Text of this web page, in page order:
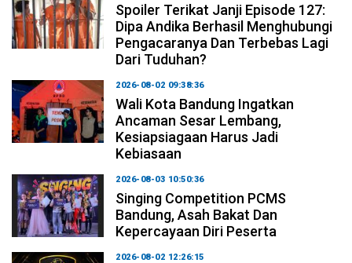
Spoiler Terikat Janji Episode 127:
Dipa Andika Berhasil Menghubungi
Pengacaranya Dan Terbebas Lagi
Dari Tuduhan?
2026-08-02 09:38:36
Wali Kota Bandung Ingatkan
Ancaman Sesar Lembang,
Kesiapsiagaan Harus Jadi
Kebiasaan
2026-08-03 10:50:36
Singing Competition PCMS
Bandung, Asah Bakat Dan
Kepercayaan Diri Peserta
2026-08-02 12:26:15